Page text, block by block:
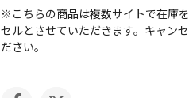
※こちらの商品は複数サイトで在庫
セルとさせていただきます。キャン
ださい。